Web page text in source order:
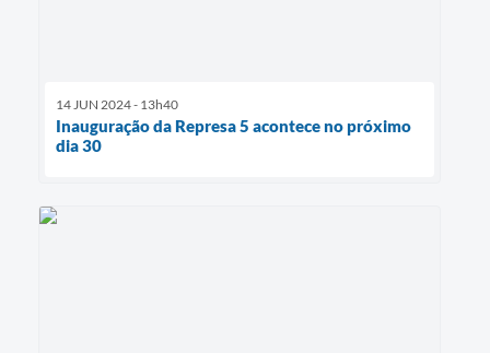
14 JUN 2024 - 13h40
Inauguração da Represa 5 acontece no próximo
dia 30